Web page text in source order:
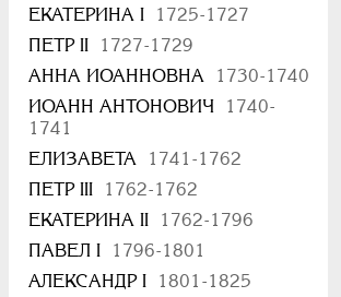
ЕКАТЕРИНА I
1725-1727
ПЕТР II
1727-1729
АННА ИОАННОВНА
1730-1740
ИОАНН АНТОНОВИЧ
1740-
1741
ЕЛИЗАВЕТА
1741-1762
ПЕТР III
1762-1762
ЕКАТЕРИНА II
1762-1796
ПАВЕЛ I
1796-1801
АЛЕКСАНДР I
1801-1825